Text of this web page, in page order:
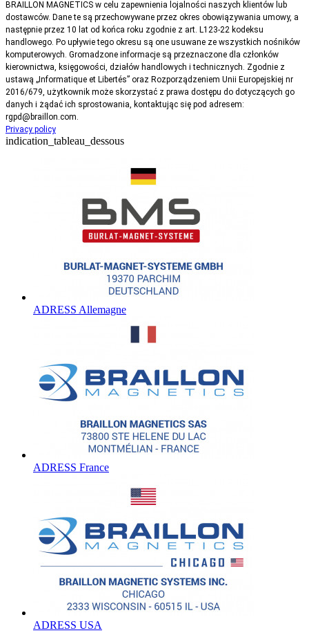
BRAILLON MAGNETICS w celu zapewnienia lojalności naszych klientów lub
dostawców. Dane te są przechowywane przez okres obowiązywania umowy, a
następnie przez 10 lat od końca roku zgodnie z art. L123-22 kodeksu
handlowego. Po upływie tego okresu są one usuwane ze wszystkich nośników
komputerowych. Gromadzone informacje są przeznaczone dla członków
kierownictwa, księgowości, działów handlowych i technicznych. Zgodnie z
ustawą „Informatique et Libertés” oraz Rozporządzeniem Unii Europejskiej nr
2016/679, użytkownik może skorzystać z prawa dostępu do dotyczących go
danych i żądać ich sprostowania, kontaktując się pod adresem:
rgpd@braillon.com.
Privacy policy
indication_tableau_dessous
ADRESS Allemagne
ADRESS France
ADRESS USA